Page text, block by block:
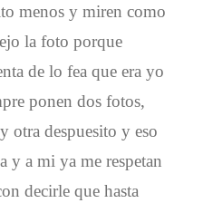
menos y miren como
la foto porque
de lo fea que era yo
ponen dos fotos,
otra despuesito y eso
y a mi ya me respetan
decirle que hasta